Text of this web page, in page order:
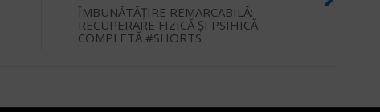
ÎMBUNĂTĂȚIRE REMARCABILĂ:
RECUPERARE FIZICĂ ȘI PSIHICĂ
COMPLETĂ #SHORTS